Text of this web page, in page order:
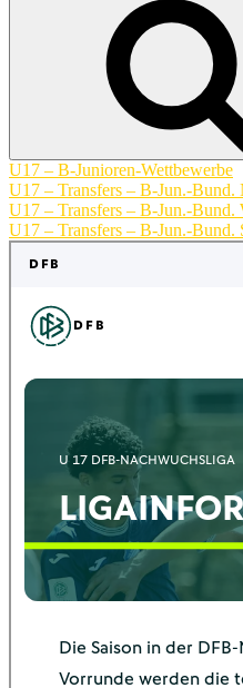
U17 – B-Junioren-Wettbewerbe
U17 – Transfers – B-Jun.-Bund.
U17 – Transfers – B-Jun.-Bund.
U17 – Transfers – B-Jun.-Bund.